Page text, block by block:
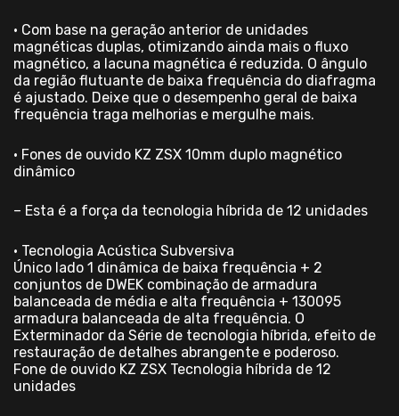
• Com base na geração anterior de unidades
magnéticas duplas, otimizando ainda mais o fluxo
magnético, a lacuna magnética é reduzida. O ângulo
da região flutuante de baixa frequência do diafragma
é ajustado. Deixe que o desempenho geral de baixa
frequência traga melhorias e mergulhe mais.
• Fones de ouvido KZ ZSX 10mm duplo magnético
dinâmico
– Esta é a força da tecnologia híbrida de 12 unidades
• Tecnologia Acústica Subversiva
Único lado 1 dinâmica de baixa frequência + 2
conjuntos de DWEK combinação de armadura
balanceada de média e alta frequência + 130095
armadura balanceada de alta frequência. O
Exterminador da Série de tecnologia híbrida, efeito de
restauração de detalhes abrangente e poderoso.
Fone de ouvido KZ ZSX Tecnologia híbrida de 12
unidades